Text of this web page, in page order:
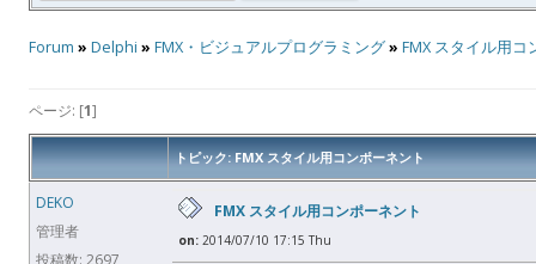
Forum » Delphi » FMX・ビジュアルプログラミング» FMX スタイル用コ
ページ: [1]
トピック: FMX スタイル用コンポーネント
DEKO
管理者
投稿数: 2697
FMX スタイル用コンポーネント
on: 2014/07/10 17:15 Thu